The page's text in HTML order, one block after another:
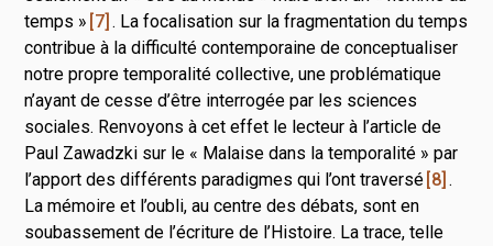
temps » 7 . La focalisation sur la fragmentation du temps
contribue à la difficulté contemporaine de conceptualiser
notre propre temporalité collective, une problématique
n’ayant de cesse d’être interrogée par les sciences
sociales. Renvoyons à cet effet le lecteur à l’article de
Paul Zawadzki sur le « Malaise dans la temporalité » par
l’apport des différents paradigmes qui l’ont traversé 8 .
La mémoire et l’oubli, au centre des débats, sont en
soubassement de l’écriture de l’Histoire. La trace, telle